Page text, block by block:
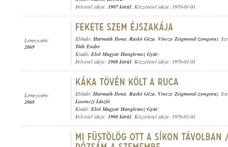
Felvétel ideje: 1907 körül; Közzététel ideje: 1970-01-01
Lemezszám:
2069
Előadó: Harmath Ilona, Raskó Géza, Vincze Zsigmond (zongora);
Tóth Endre
Kiadó: Első Magyar Hanglemez Gyár;
Felvétel ideje: 1908 körül; Közzététel ideje: 1970-01-01
Lemezszám:
2068
Előadó: Harmath Ilona, Raskó Géza, Vincze Zsigmond (zongora);
Losonczi László
Kiadó: Első Magyar Hanglemez Gyár;
Felvétel ideje: 1908 körül; Közzététel ideje: 1970-01-01